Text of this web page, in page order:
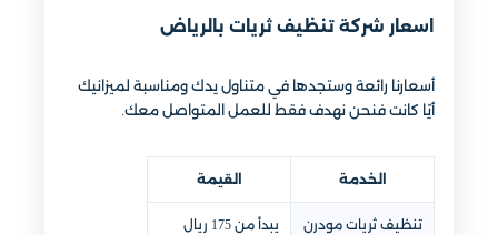
اسعار شركة تنظيف ثريات بالرياض
أسعارنا رائعة وستجدها في متناول يدك ومناسبة لميزانيك
أيًا كانت فنحن نهدف فقط للعمل المتواصل معك.
الخدمة القيمة
تنظيف ثريات مودرن يبدأ من 175 ريال